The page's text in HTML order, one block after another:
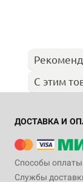
С этим
ДОСТАВКА И
Способы оплаты
Службы